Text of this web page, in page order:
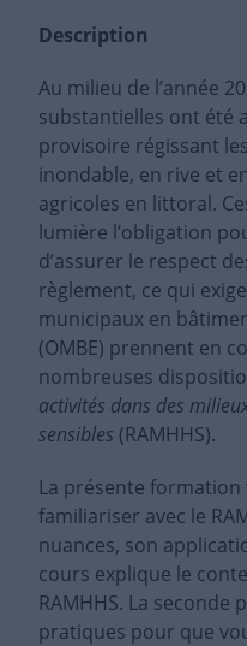
Description
Au milieu de l’année
substantielles ont été
provisoire régissant
inondable, en rive et
agricoles en littoral.
lumière l’obligation
d’assurer le respect
règlement, ce qui
municipaux en
(OMBE) prennent en
nombreuses
activités dans des
sensibles (RAMHHS).
La présente
familiariser avec le
nuances, son
cours explique le
RAMHHS. La seconde
pratiques pour que